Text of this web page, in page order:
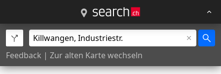
Feedback | Zur alten Karte wechseln